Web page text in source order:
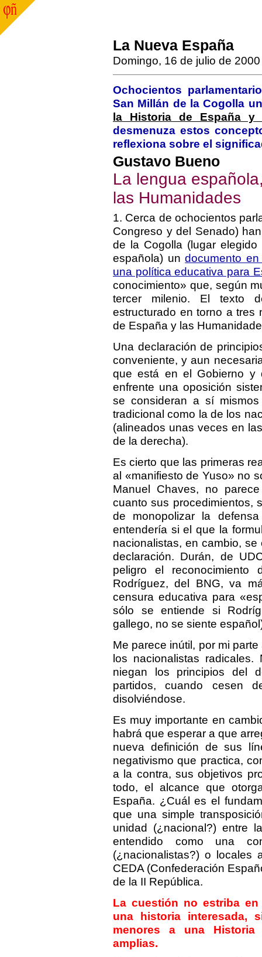
La Nueva España
Domingo, 16 de julio de 2000
Ochocientos
San Millán de la Cogolla
la Historia de España y
desmenuza estos
reflexiona sobre el
Gustavo Bueno
La lengua
las Humanidades
1. Cerca de ochocientos
Congreso y del Senado)
de la Cogolla (lugar
española) undocumento
una política educativa para
conocimiento» que, según
tercer milenio. El texto
estructurado en torno a tres
de España y las
Una declaración de
conveniente, y aun
que está en el Gobierno y
enfrente una oposición
se consideran a sí
tradicional como la de los
(alineados unas veces en
de la derecha).
Es cierto que las primeras
al «manifiesto de Yuso» no
Manuel Chaves, no
cuanto sus procedimientos,
de monopolizar la
entendería si el que la
nacionalistas, en cambio,
declaración. Durán, de
peligro el
Rodríguez, del BNG, va
censura educativa para
sólo se entiende si
gallego, no se siente
Me parece inútil, por mi
los nacionalistas
niegan los principios del
partidos, cuando cesen
disolviéndose.
Es muy importante en
habrá que esperar a que
nueva definición de sus
negativismo que practica,
a la contra, sus objetivos
todo, el alcance que
España. ¿Cuál es el
que una simple
unidad (¿nacional?) entre
entendido como una
(¿nacionalistas?) o locales
CEDA (Confederación
de la II República.
La cuestión no estriba
una historia interesada,
menores a una Historia
amplias.